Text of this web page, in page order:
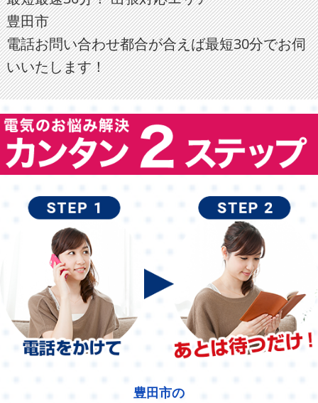
豊田市
電話お問い合わせ都合が合えば最短30分でお伺
いいたします！
豊田市の